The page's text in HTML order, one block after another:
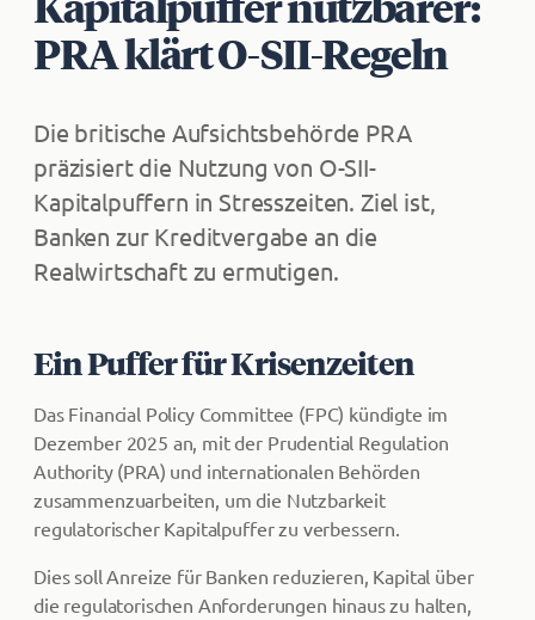
PRA klärt O-SII-Regeln
Die britische Aufsichtsbehörde PRA
präzisiert die Nutzung von O-SII-
Kapitalpuffern in Stresszeiten. Ziel ist,
Banken zur Kreditvergabe an die
Realwirtschaft zu ermutigen.
Ein Puffer für Krisenzeiten
Das Financial Policy Committee (FPC) kündigte im
Dezember 2025 an, mit der Prudential Regulation
Authority (PRA) und internationalen Behörden
zusammenzuarbeiten, um die Nutzbarkeit
regulatorischer Kapitalpuffer zu verbessern.
Dies soll Anreize für Banken reduzieren, Kapital über
die regulatorischen Anforderungen hinaus zu halten,